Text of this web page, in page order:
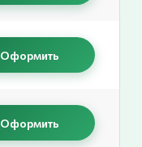
Оформить
Оформить